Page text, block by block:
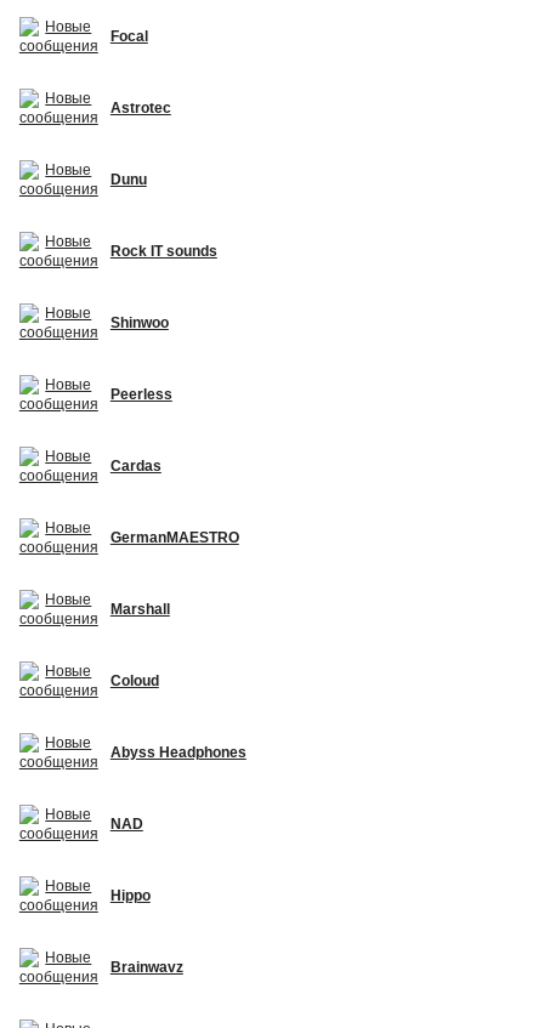
Focal
Astrotec
Dunu
Rock IT sounds
Shinwoo
Peerless
Cardas
GermanMAESTRO
Marshall
Coloud
Abyss Headphones
NAD
Hippo
Brainwavz